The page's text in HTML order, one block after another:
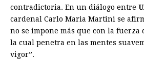
contradictoria. En un diálogo entre
cardenal Carlo Maria Martini se
no se impone más que con la fuerza
la cual penetra en las mentes
vigor”.